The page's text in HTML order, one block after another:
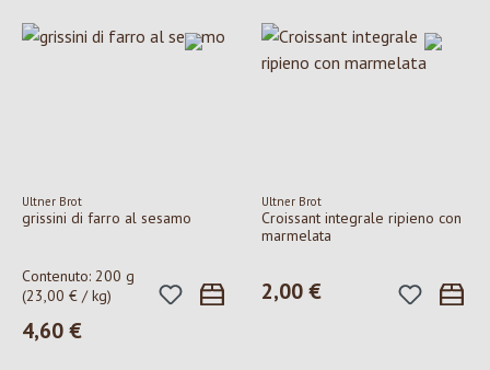
Ultner Brot
grissini di farro al sesamo
Contenuto: 200 g
(23,00 € / kg)
Prezzo normale:
4,60 €
Ultner Brot
Croissant integrale ripieno con
marmelata
Prezzo normale:
2,00 €